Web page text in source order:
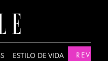
ESTILO DE VIDA